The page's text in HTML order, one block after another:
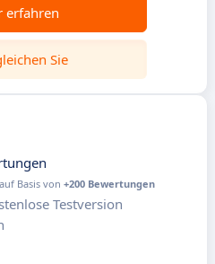
erfahren
Sie
Basis von +200 Bewertungen
Testversion